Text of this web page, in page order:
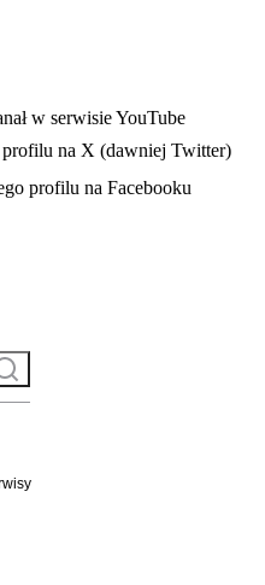
karcie
w serwisie YouTube
profilu na X (dawniej Twitter)
karcie
profilu na Facebooku